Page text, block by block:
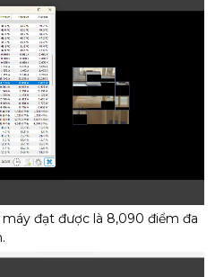
đạt được là 8,090 điểm đa